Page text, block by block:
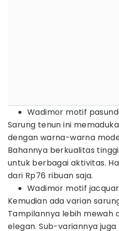
Wadimor motif
Sarung tenun ini
dengan warna-warna
Bahannya berkualitas
untuk berbagai aktivitas.
dari Rp76 ribuan saja.
Wadimor motif
Kemudian ada varian
Tampilannya lebih mewah
elegan. Sub-variannya